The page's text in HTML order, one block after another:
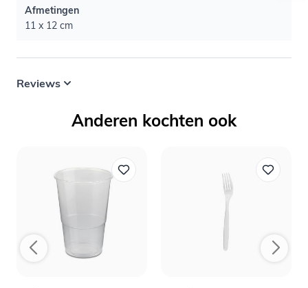
Afmetingen
11 x 12 cm
Reviews
Anderen kochten ook